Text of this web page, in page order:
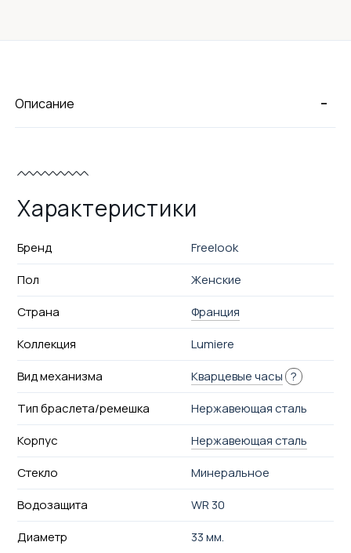
-
Описание
Характеристики
Бренд
Freelook
Пол
Женские
Страна
Франция
Коллекция
Lumiere
Вид механизма
Кварцевые часы ?
Тип браслета/ремешка
Нержавеющая сталь
Корпус
Нержавеющая сталь
Стекло
Минеральное
Водозащита
WR 30
Диаметр
33 мм.